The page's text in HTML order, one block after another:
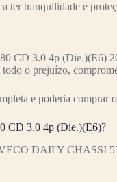
ter tranquilidade e
CD 3.0 4p (Die.)(E6)
o prejuízo,
e poderia comprar
CD 3.0 4p (Die.)(E6)?
DAILY CHASSI